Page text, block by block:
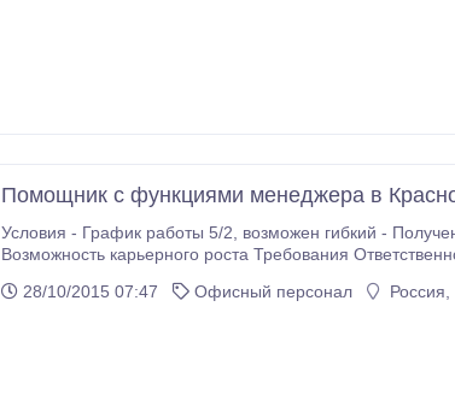
Помощник с функциями менеджера в
Условия - График работы 5/2, возможен гибкий - Получение
Возможность карьерного роста Требования Ответственность, работоспособность, готовность к обучению,
28/10/2015 07:47
Офисный персонал